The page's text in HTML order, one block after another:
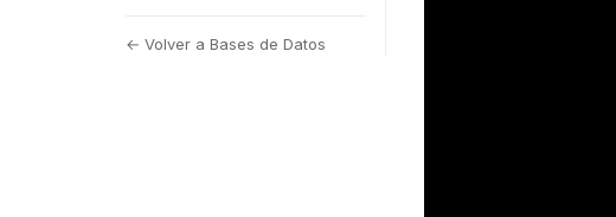
← Volver a Bases de Datos